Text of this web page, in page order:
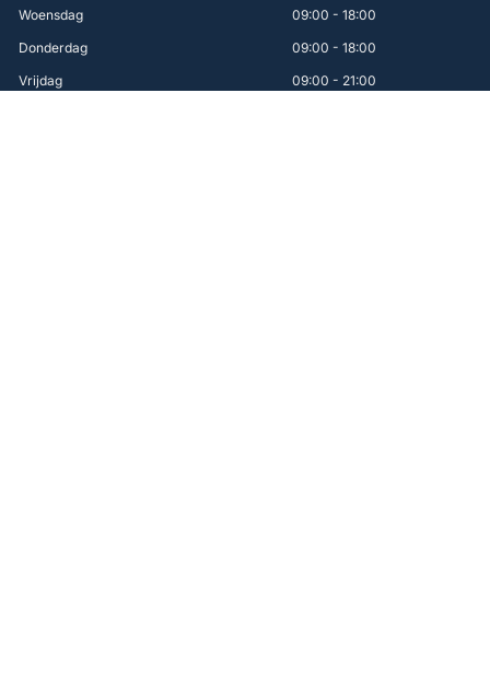
Woensdag
09:00 - 18:00
Donderdag
09:00 - 18:00
Vrijdag
09:00 - 21:00